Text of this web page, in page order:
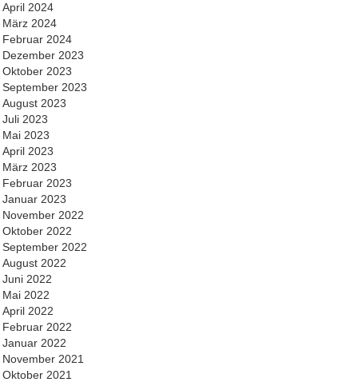
April 2024
März 2024
Februar 2024
Dezember 2023
Oktober 2023
September 2023
August 2023
Juli 2023
Mai 2023
April 2023
März 2023
Februar 2023
Januar 2023
November 2022
Oktober 2022
September 2022
August 2022
Juni 2022
Mai 2022
April 2022
Februar 2022
Januar 2022
November 2021
Oktober 2021